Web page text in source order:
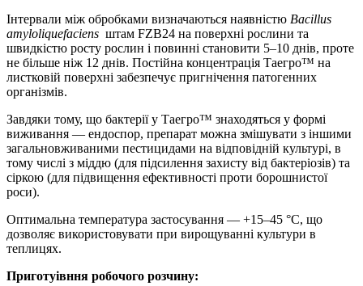
Інтервали між обробками визначаються наявністю Bacillus
amyloliquefaciens штам FZB24 на поверхні рослини та
швидкістю росту рослин і повинні становити 5–10 днів, проте
не більше ніж 12 днів. Постійна концентрація Таегро™ на
листковій поверхні забезпечує пригнічення патогенних
організмів.
Завдяки тому, що бактерії у Таегро™ знаходяться у формі
виживання — ендоспор, препарат можна змішувати з іншими
загальновживаними пестицидами на відповідній культурі, в
тому числі з міддю (для підсилення захисту від бактеріозів) та
сіркою (для підвищення ефективності проти борошнистої
роси).
Оптимальна температура застосування — +15–45 °С, що
дозволяє використовувати при вирощуванні культури в
теплицях.
Приготуівння робочого розчину: